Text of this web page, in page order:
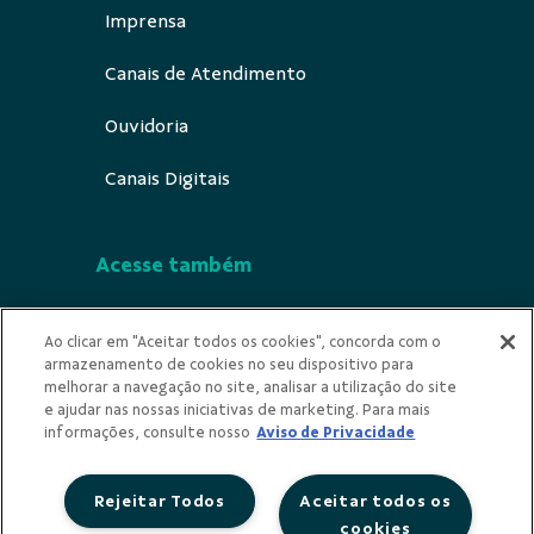
Imprensa
Canais de Atendimento
Ouvidoria
Canais Digitais
Acesse também
Indícios de Ilicitude
Privacidade
Ao clicar em "Aceitar todos os cookies", concorda com o
armazenamento de cookies no seu dispositivo para
melhorar a navegação no site, analisar a utilização do site
e ajudar nas nossas iniciativas de marketing. Para mais
informações, consulte nosso Aviso de Privacidade
Aceitar todos os
cookies
Rejeitar Todos